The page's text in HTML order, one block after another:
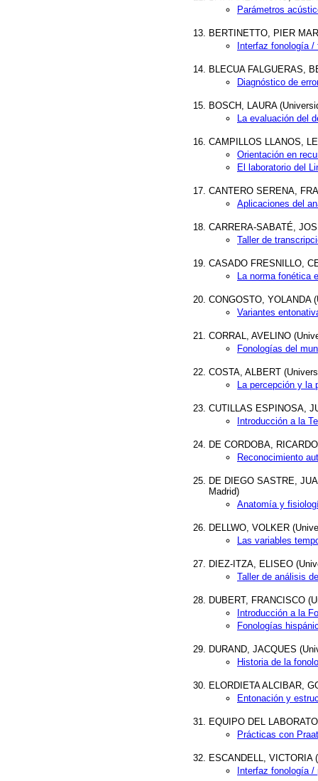
Parámetros
BERTINETTO, PIER
Interfaz fonología /
BLECUA FALGUERAS,
Diagnóstico de
BOSCH, LAURA
La evaluación del
CAMPILLOS LLANOS,
Orientación en
El laboratorio del
CANTERO SERENA,
Aplicaciones del
CARRERA-SABATÉ,
Taller de
CASADO FRESNILLO,
La norma fonética
CONGOSTO, YOLANDA
Variantes
CORRAL, AVELINO
Fonologías del
COSTA, ALBERT
La percepción y la
CUTILLAS ESPINOSA,
Introducción a la
DE CORDOBA,
Reconocimiento
DE DIEGO SASTRE,
Madrid)
Anatomía y
DELLWO, VOLKER
Las variables
DIEZ-ITZA, ELISEO
Taller de análisis
DUBERT, FRANCISCO
Introducción a la
Fonologías
DURAND, JACQUES
Historia de la
ELORDIETA ALCIBAR,
Entonación y
EQUIPO DEL
Prácticas con
ESCANDELL, VICTORIA
Interfaz fonología /